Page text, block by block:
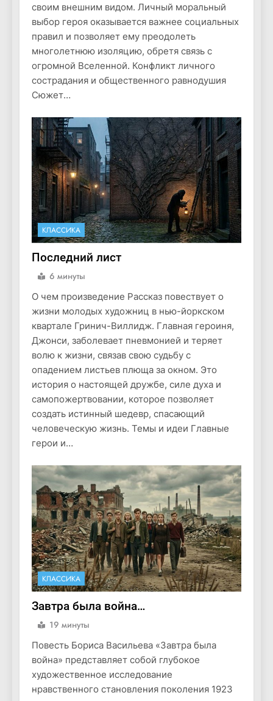
своим внешним видом. Личный моральный
выбор героя оказывается важнее социальных
правил и позволяет ему преодолеть
многолетнюю изоляцию, обретя связь с
огромной Вселенной. Конфликт личного
сострадания и общественного равнодушия
Сюжет…
КЛАССИКА
Последний лист
6 минуты
О чем произведение Рассказ повествует о
жизни молодых художниц в нью-йоркском
квартале Гринич-Виллидж. Главная героиня,
Джонси, заболевает пневмонией и теряет
волю к жизни, связав свою судьбу с
опадением листьев плюща за окном. Это
история о настоящей дружбе, силе духа и
самопожертвовании, которое позволяет
создать истинный шедевр, спасающий
человеческую жизнь. Темы и идеи Главные
герои и…
КЛАССИКА
Завтра была война…
19 минуты
Повесть Бориса Васильева «Завтра была
война» представляет собой глубокое
художественное исследование
нравственного становления поколения 1923